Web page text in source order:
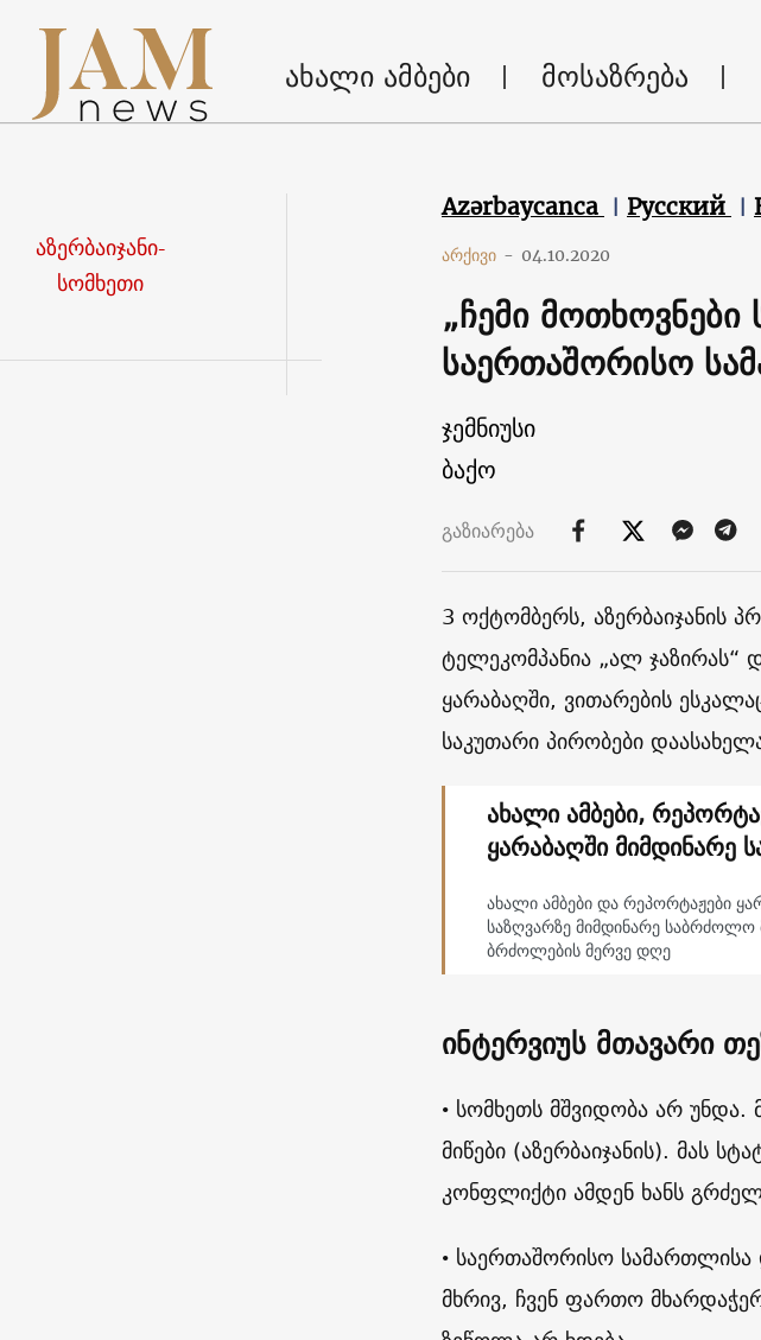
ახალი ამბები მოსაზრება
აზერბაიჯანი-
სომხეთი
Azərbaycanca Русский
არქივი - 04.10.2020
„ჩემი
საერთაშორისო
ჯემნიუსი
ბაქო
გაზიარება
3 ოქტომბერს, აზერბაიჯანის
ტელეკომპანია „ალ ჯაზირას“
ყარაბაღში, ვითარების
საკუთარი პირობები
ახალი ამბები,
ყარაბაღში მიმდინარე
ახალი ამბები და რეპორტაჟები
საზღვარზე მიმდინარე საბრძოლო
ბრძოლების მერვე დღე
ინტერვიუს მთავარი
• სომხეთს მშვიდობა არ
მიწები (აზერბაიჯანის). მას
კონფლიქტი ამდენ ხანს
• საერთაშორისო
მხრივ, ჩვენ ფართო